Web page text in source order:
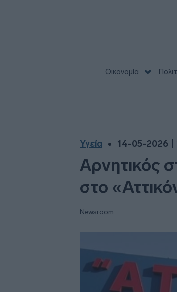
Οικονομία
Υγεία 14-05-2026 |
Αρνητικός
στο
Newsroom